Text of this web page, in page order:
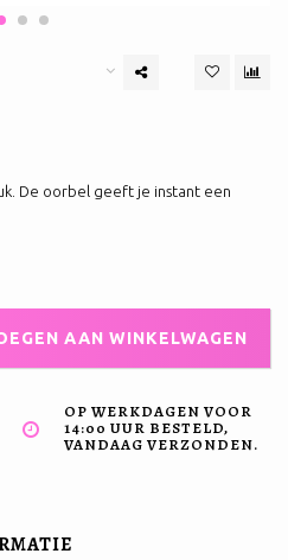
De oorbel geeft je instant een
AAN WINKELWAGEN
OP WERKDAGEN VOOR
14:00 UUR BESTELD,
VANDAAG VERZONDEN.